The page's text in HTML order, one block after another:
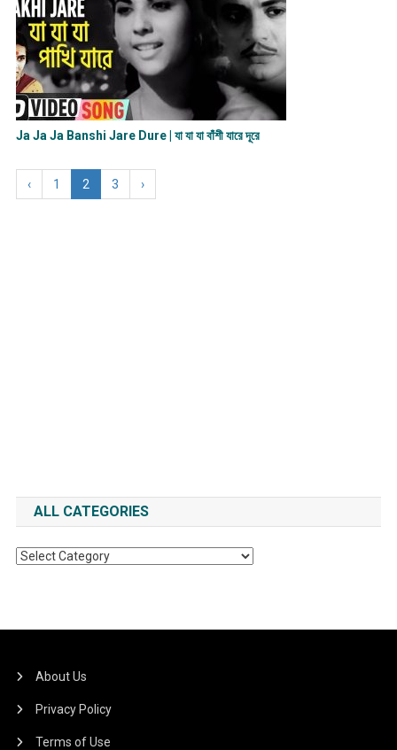
Ja Ja Ja Banshi Jare Dure | যা যা যা বাঁশী যারে দূরে
‹ 1 2 3 ›
ALL CATEGORIES
All
About Us
Privacy Policy
Terms of Use